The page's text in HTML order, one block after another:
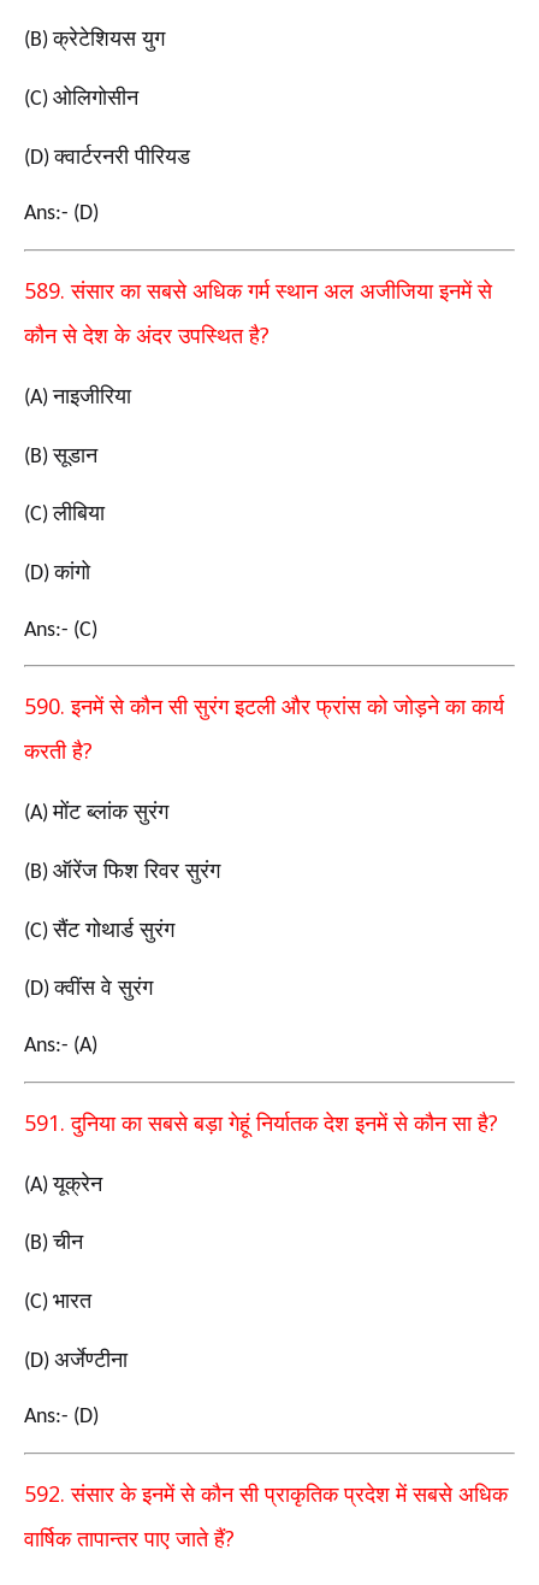
(B)क्रेटेशियस युग
(C) ओलिगोसीन
(D)क्वार्टरनरी पीरियड
Ans:- (D)
589.संसार का सबसे अधिक गर्म स्थान अल अजीजिया इनमें से
कौन से देश के अंदर उपस्थित है?
(A)नाइजीरिया
(B)सूडान
(C)लीबिया
(D)कांगो
Ans:- (C)
590.इनमें से कौन सी सुरंग इटली और फ्रांस को जोड़ने का कार्य
करती है?
(A)मोंट ब्लांक सुरंग
(B) ऑरेंज फिश रिवर सुरंग
(C)सैंट गोथार्ड सुरंग
(D)क्वींस वे सुरंग
Ans:- (A)
591.दुनिया का सबसे बड़ा गेहूं निर्यातक देश इनमें से कौन सा है?
(A)यूक्रेन
(B)चीन
(C) भारत
(D) अर्जेण्टीना
Ans:- (D)
592.संसार के इनमें से कौन सी प्राकृतिक प्रदेश में सबसे अधिक
वार्षिक तापान्तर पाए जाते हैं?